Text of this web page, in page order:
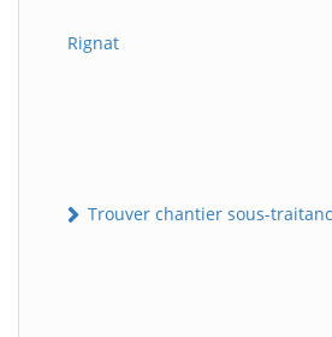
Rignat
Trouver chantier sous-